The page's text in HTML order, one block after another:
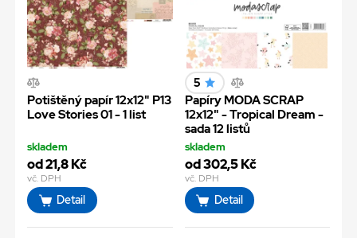
Potištěný papír 12x12" P13
Love Stories 01 - 1 list
skladem
od 21,8 Kč
vč. DPH
Detail
5
Papíry MODA SCRAP
12x12" - Tropical Dream -
sada 12 listů
skladem
od 302,5 Kč
vč. DPH
Detail